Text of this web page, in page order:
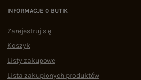
INFORMACJE O BUTIK
Zarejestruj się
Koszyk
Listy zakupowe
Lista zakupionych produktów